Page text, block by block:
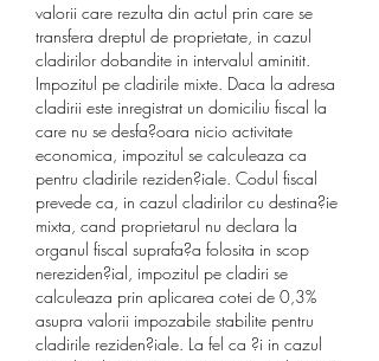
valorii care rezulta din actul prin care se
transfera dreptul de proprietate, in cazul
cladirilor dobandite in intervalul aminitit.
Impozitul pe cladirile mixte. Daca la adresa
cladirii este inregistrat un domiciliu fiscal la
care nu se desfa?oara nicio activitate
economica, impozitul se calculeaza ca
pentru cladirile reziden?iale. Codul fiscal
prevede ca, in cazul cladirilor cu destina?ie
mixta, cand proprietarul nu declara la
organul fiscal suprafa?a folosita in scop
nereziden?ial, impozitul pe cladiri se
calculeaza prin aplicarea cotei de 0,3%
asupra valorii impozabile stabilite pentru
cladirile reziden?iale. La fel ca ?i in cazul